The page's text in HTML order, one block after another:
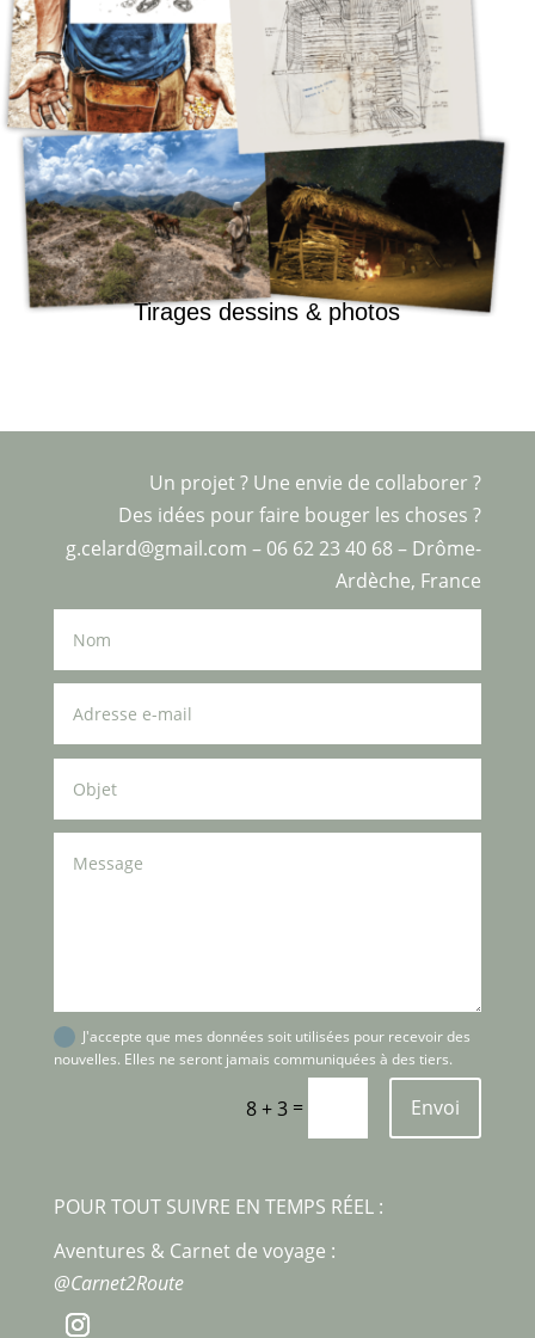
Tirages dessins & photos
Un projet ? Une envie de collaborer ?
Des idées pour faire bouger les choses ?
g.celard@gmail.com – 06 62 23 40 68 – Drôme-
Ardèche, France
J'accepte que mes données soit utilisées pour recevoir des
nouvelles. Elles ne seront jamais communiquées à des tiers.
8 + 3 = Envoi
POUR TOUT SUIVRE EN TEMPS RÉEL :
Aventures & Carnet de voyage :
@Carnet2Route